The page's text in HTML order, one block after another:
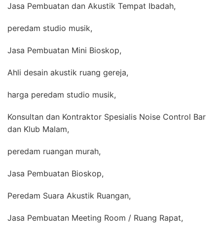
Jasa Pembuatan dan Akustik Tempat Ibadah,
peredam studio musik,
Jasa Pembuatan Mini Bioskop,
Ahli desain akustik ruang gereja,
harga peredam studio musik,
Konsultan dan Kontraktor Spesialis Noise Control Bar
dan Klub Malam,
peredam ruangan murah,
Jasa Pembuatan Bioskop,
Peredam Suara Akustik Ruangan,
Jasa Pembuatan Meeting Room / Ruang Rapat,